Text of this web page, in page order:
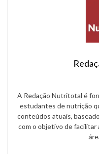
A Redação Nutritotal é
estudantes de nutrição
conteúdos atuais,
com o objetivo de facilitar